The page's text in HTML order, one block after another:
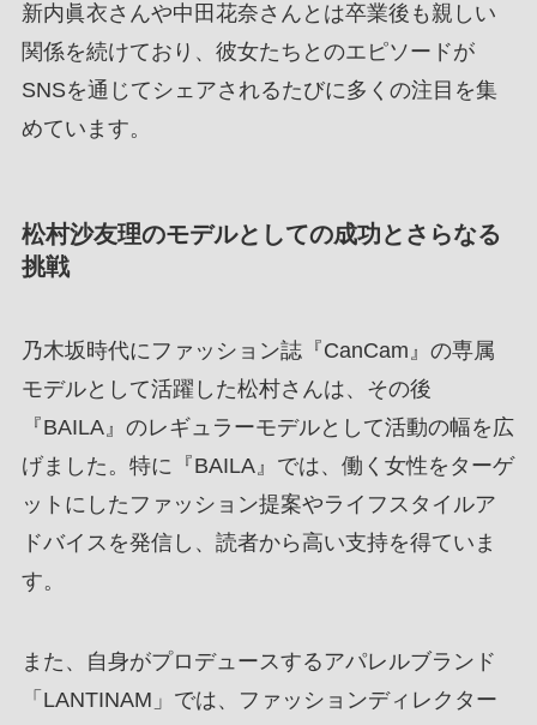
新内眞衣さんや中田花奈さんとは卒業後も親しい
関係を続けており、彼女たちとのエピソードが
SNSを通じてシェアされるたびに多くの注目を集
めています。
松村沙友理のモデルとしての成功とさらなる
挑戦
乃木坂時代にファッション誌『CanCam』の専属
モデルとして活躍した松村さんは、その後
『BAILA』のレギュラーモデルとして活動の幅を広
げました。特に『BAILA』では、働く女性をターゲ
ットにしたファッション提案やライフスタイルア
ドバイスを発信し、読者から高い支持を得ていま
す。
また、自身がプロデュースするアパレルブランド
「LANTINAM」では、ファッションディレクター